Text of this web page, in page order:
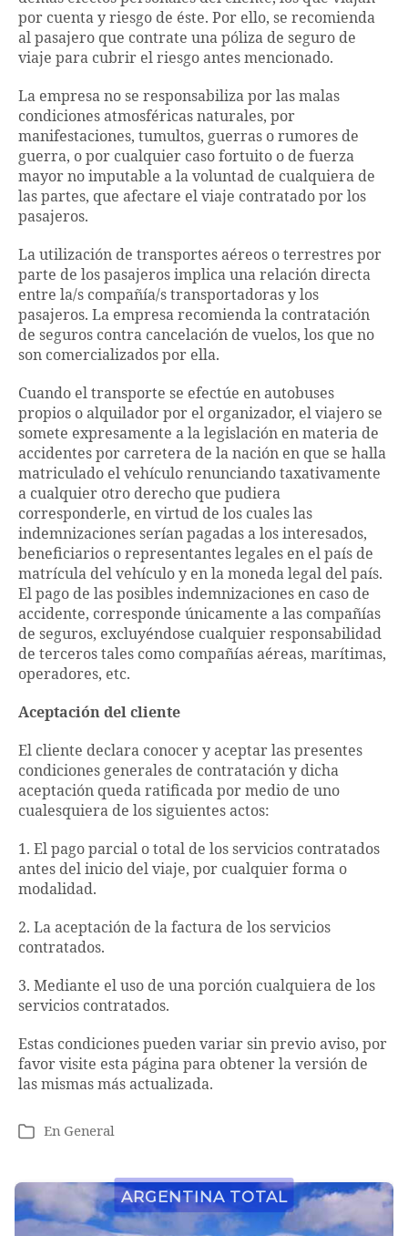
por cuenta y riesgo de éste. Por ello, se recomienda
al pasajero que contrate una póliza de seguro de
viaje para cubrir el riesgo antes mencionado.
La empresa no se responsabiliza por las malas
condiciones atmosféricas naturales, por
manifestaciones, tumultos, guerras o rumores de
guerra, o por cualquier caso fortuito o de fuerza
mayor no imputable a la voluntad de cualquiera de
las partes, que afectare el viaje contratado por los
pasajeros.
La utilización de transportes aéreos o terrestres por
parte de los pasajeros implica una relación directa
entre la/s compañía/s transportadoras y los
pasajeros. La empresa recomienda la contratación
de seguros contra cancelación de vuelos, los que no
son comercializados por ella.
Cuando el transporte se efectúe en autobuses
propios o alquilador por el organizador, el viajero se
somete expresamente a la legislación en materia de
accidentes por carretera de la nación en que se halla
matriculado el vehículo renunciando taxativamente
a cualquier otro derecho que pudiera
corresponderle, en virtud de los cuales las
indemnizaciones serían pagadas a los interesados,
beneficiarios o representantes legales en el país de
matrícula del vehículo y en la moneda legal del país.
El pago de las posibles indemnizaciones en caso de
accidente, corresponde únicamente a las compañías
de seguros, excluyéndose cualquier responsabilidad
de terceros tales como compañías aéreas, marítimas,
operadores, etc.
Aceptación del cliente
El cliente declara conocer y aceptar las presentes
condiciones generales de contratación y dicha
aceptación queda ratificada por medio de uno
cualesquiera de los siguientes actos:
1. El pago parcial o total de los servicios contratados
antes del inicio del viaje, por cualquier forma o
modalidad.
2. La aceptación de la factura de los servicios
contratados.
3. Mediante el uso de una porción cualquiera de los
servicios contratados.
Estas condiciones pueden variar sin previo aviso, por
favor visite esta página para obtener la versión de
las mismas más actualizada.
Categorías
En General
Argentina Total